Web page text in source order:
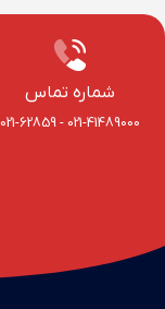
شماره تماس
021-41489000
-
021-62859